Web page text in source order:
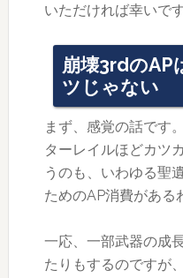
いただければ幸いです
崩壊3rdのAP
ツじゃない
まず、感覚の話です
ターレイルほどカツ
うのも、いわゆる聖
ためのAP消費がある
一応、一部武器の成
たりもするのですが